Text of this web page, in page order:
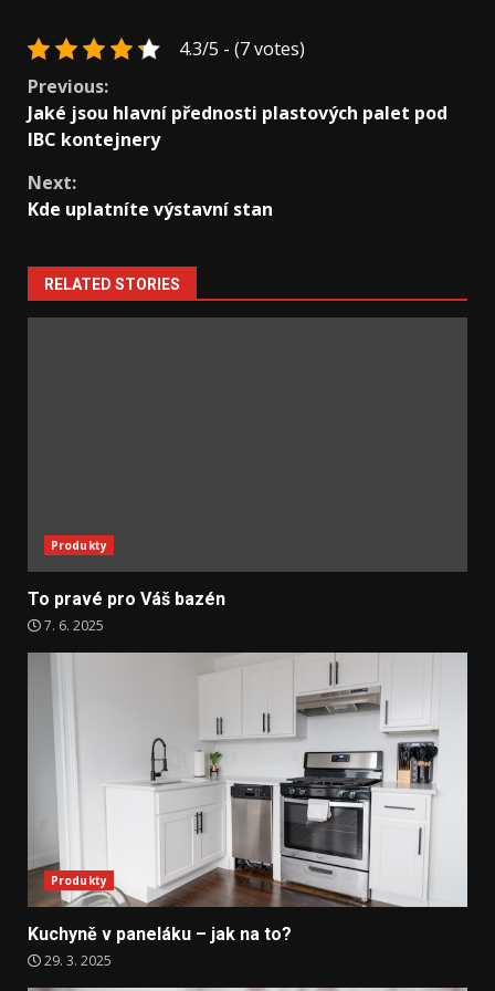
4.3/5 - (7 votes)
Continue
Reading
Previous:
Jaké jsou hlavní přednosti plastových palet pod
IBC kontejnery
Next:
Kde uplatníte výstavní stan
RELATED STORIES
Produkty
To pravé pro Váš bazén
7. 6. 2025
Produkty
Kuchyně v paneláku – jak na to?
29. 3. 2025